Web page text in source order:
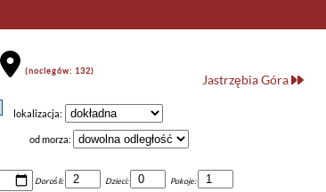
(noclegów: 132)
Jastrzębia Góra
lokalizacja:
od morza:
Dorośli: Dzieci: Pokoje: